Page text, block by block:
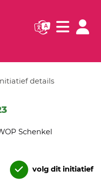
pagina)
Navigatie
details
Schenkel
volg dit initiatief